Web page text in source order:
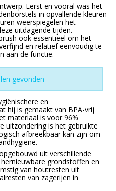
Eerst en vooral was het
in opvallende kleuren
weerspiegelen het
uitdagende tijden.
ook essentieel om het
en relatief eenvoudig te
aan de functie.
gevonden
en
hij is gemaakt van BPA-vrij
materiaal is voor 96%
uitzondering is het gebruikte
afbreekbaar kan zijn om
uit verschillende
grondstoffen en
van houtresten uit
van zagerijen in